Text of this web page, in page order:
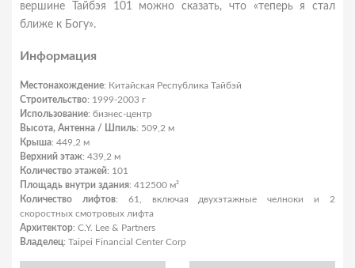
вершине Тайбэя 101 можно сказать, что «теперь я стал
ближе к Богу».
Информация
Местонахождение: Китайская Республика Тайбэй
Строительство: 1999-2003 г
Использование: бизнес-центр
Высота, Антенна / Шпиль: 509,2 м
Крыша: 449,2 м
Верхний этаж: 439,2 м
Количество этажей: 101
Площадь внутри здания: 412500 м²
Количество лифтов: 61, включая двухэтажные челноки и 2
скоростных смотровых лифта
Архитектор: C.Y. Lee & Partners
Владелец: Taipei Financial Center Corp